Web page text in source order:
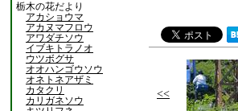
栃木の花だより
アカショウマ
アカヌマフロウ
アワダチソウ
イブキトラノオ
ウツボグサ
オオハンゴウソウ
オネトネアザミ
カタクリ
カリガネソウ
<<